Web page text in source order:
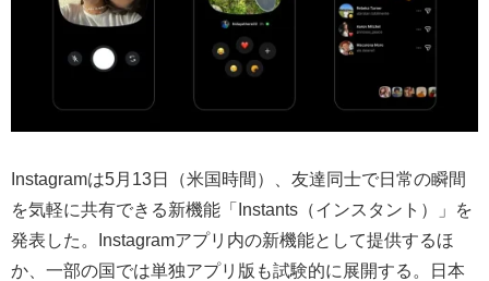
Instagramは5月13日（米国時間）、友達同士で日常の瞬間
を気軽に共有できる新機能「Instants（インスタント）」を
発表した。Instagramアプリ内の新機能として提供するほ
か、一部の国では単独アプリ版も試験的に展開する。日本